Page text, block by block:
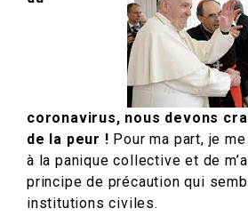
coronavirus, nous devons
de la peur ! Pour ma part, je
à la panique collective et de
principe de précaution qui
institutions civiles.